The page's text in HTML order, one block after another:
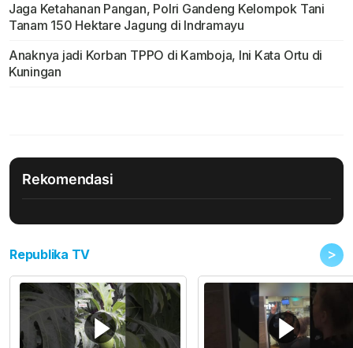
Jaga Ketahanan Pangan, Polri Gandeng Kelompok Tani
Tanam 150 Hektare Jagung di Indramayu
Anaknya jadi Korban TPPO di Kamboja, Ini Kata Ortu di
Kuningan
Rekomendasi
Republika TV >